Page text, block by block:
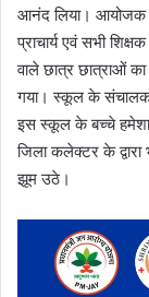
आनंद लिया। आयोजक
प्राचार्य एवं सभी
वाले छात्र छात्राओं
गया। स्कूल के संचालक
इस स्कूल के बच्चे हमेशा
जिला कलेक्टर के द्वारा
झूम उठे।